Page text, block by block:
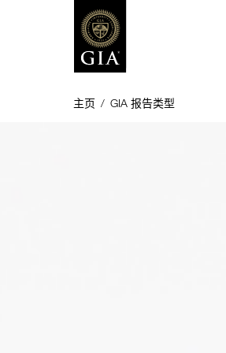
主页 / GIA 报告类型